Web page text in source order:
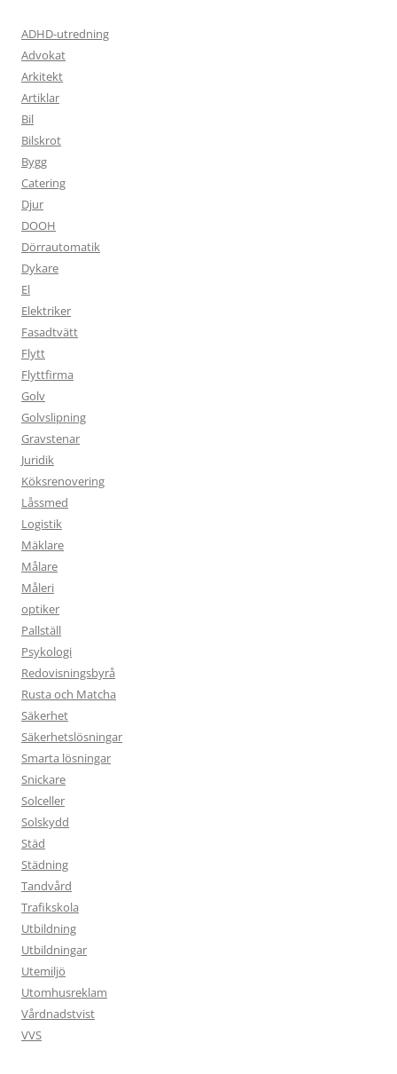
ADHD-utredning
Advokat
Arkitekt
Artiklar
Bil
Bilskrot
Bygg
Catering
Djur
DOOH
Dörrautomatik
Dykare
El
Elektriker
Fasadtvätt
Flytt
Flyttfirma
Golv
Golvslipning
Gravstenar
Juridik
Köksrenovering
Låssmed
Logistik
Mäklare
Målare
Måleri
optiker
Pallställ
Psykologi
Redovisningsbyrå
Rusta och Matcha
Säkerhet
Säkerhetslösningar
Smarta lösningar
Snickare
Solceller
Solskydd
Städ
Städning
Tandvård
Trafikskola
Utbildning
Utbildningar
Utemiljö
Utomhusreklam
Vårdnadstvist
VVS